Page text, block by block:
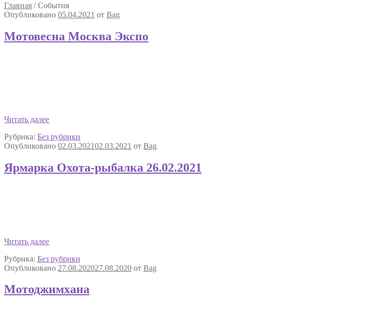
Главная /События
Опубликовано 05.04.2021 от Bag
Мотовесна Москва Экспо
Читать далееМотовесна
Экспо
Рубрика: Без рубрики
Опубликовано 02.03.202102.03.2021 от Bag
Ярмарка Охота-рыбалка 26.02.2021
Читать далееЯрмарка
рыбалка
26.02.2021
Рубрика: Без рубрики
Опубликовано 27.08.202027.08.2020 от Bag
Мотоджимхана